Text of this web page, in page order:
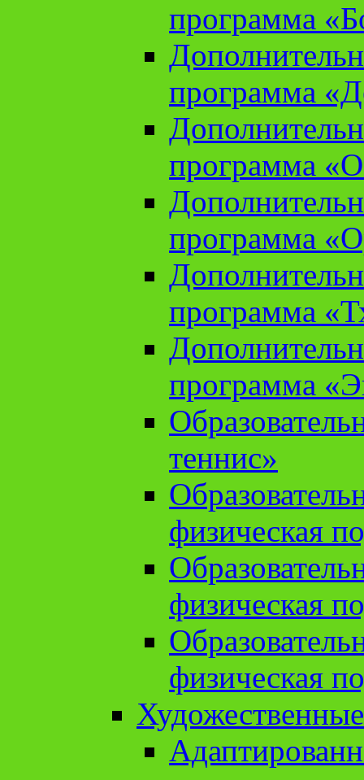
программа
программа
программа
программа
программа
программа
теннис»
физическая
физическая
физическая
Художественные